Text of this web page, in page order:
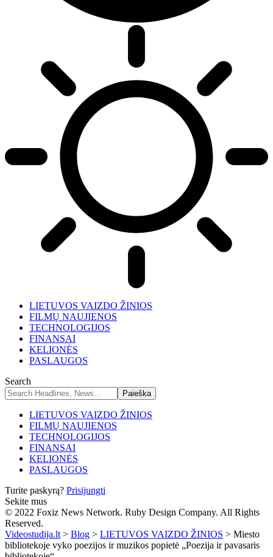
LIETUVOS VAIZDO ŽINIOS
FILMŲ NAUJIENOS
TECHNOLOGIJOS
FINANSAI
KELIONĖS
PASLAUGOS
Search
LIETUVOS VAIZDO ŽINIOS
FILMŲ NAUJIENOS
TECHNOLOGIJOS
FINANSAI
KELIONĖS
PASLAUGOS
Turite paskyrą? Prisijungti
Sekite mus
© 2022 Foxiz News Network. Ruby Design Company. All Rights
Reserved.
Videostudija.lt > Blog > LIETUVOS VAIZDO ŽINIOS > Miesto
bibliotekoje vyko poezijos ir muzikos popietė „Poezija ir pavasaris